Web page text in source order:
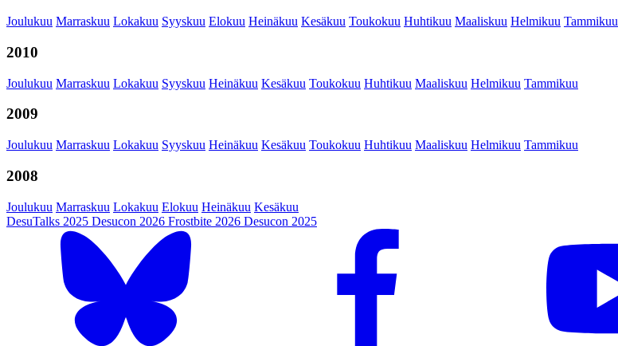
Joulukuu Marraskuu Lokakuu Syyskuu Elokuu Heinäkuu Kesäkuu Toukokuu Huhtikuu Maaliskuu Helmikuu Tammikuu
2010
Joulukuu Marraskuu Lokakuu Syyskuu Heinäkuu Kesäkuu Toukokuu Huhtikuu Maaliskuu Helmikuu Tammikuu
2009
Joulukuu Marraskuu Lokakuu Syyskuu Heinäkuu Kesäkuu Toukokuu Huhtikuu Maaliskuu Helmikuu Tammikuu
2008
Joulukuu Marraskuu Lokakuu Elokuu Heinäkuu Kesäkuu
DesuTalks 2025 Desucon 2026 Frostbite 2026 Desucon 2025